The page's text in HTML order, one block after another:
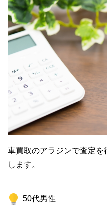
車買取のアラジンで査定
します。
50代男性